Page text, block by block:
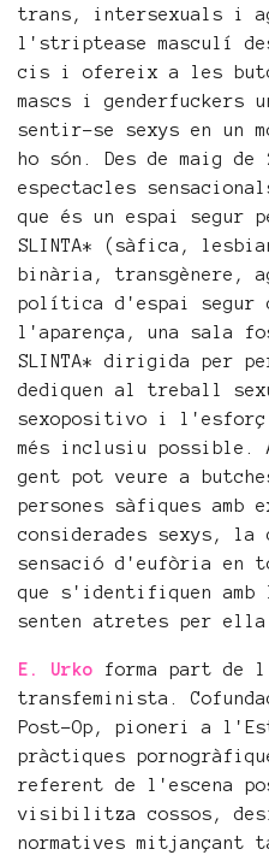
trans, intersexuals i
l'striptease masculí
cis i ofereix a les
mascs i genderfuckers
sentir-se sexys en un
ho són. Des de maig de
espectacles
que és un espai segur
SLINTA* (sàfica,
binària, transgènere,
política d'espai segur
l'aparença, una sala
SLINTA* dirigida per
dediquen al treball
sexopositivo i l'esforç
més inclusiu
gent pot veure a
persones sàfiques amb
considerades sexys, la
sensació d'eufòria en
que s'identifiquen
senten atretes per ella.
E. Urko forma part de
transfeminista.
Post-Op, pioneri a
pràctiques
referent de l'escena
visibilitza cossos,
normatives